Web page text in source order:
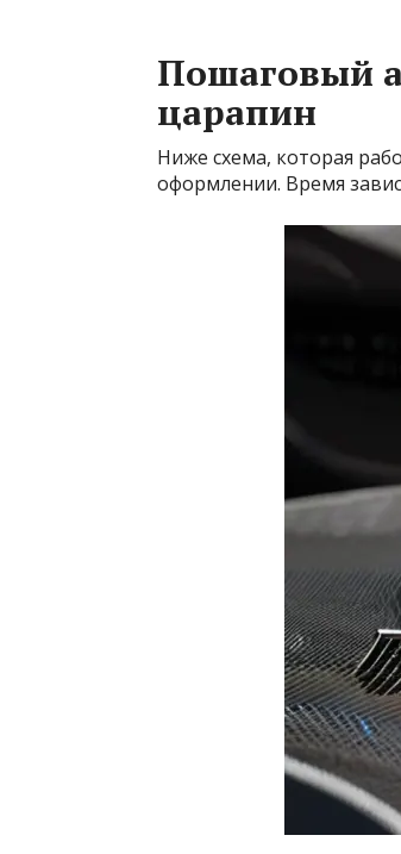
Пошаговый
царапин
Ниже схема, которая
оформлении. Время